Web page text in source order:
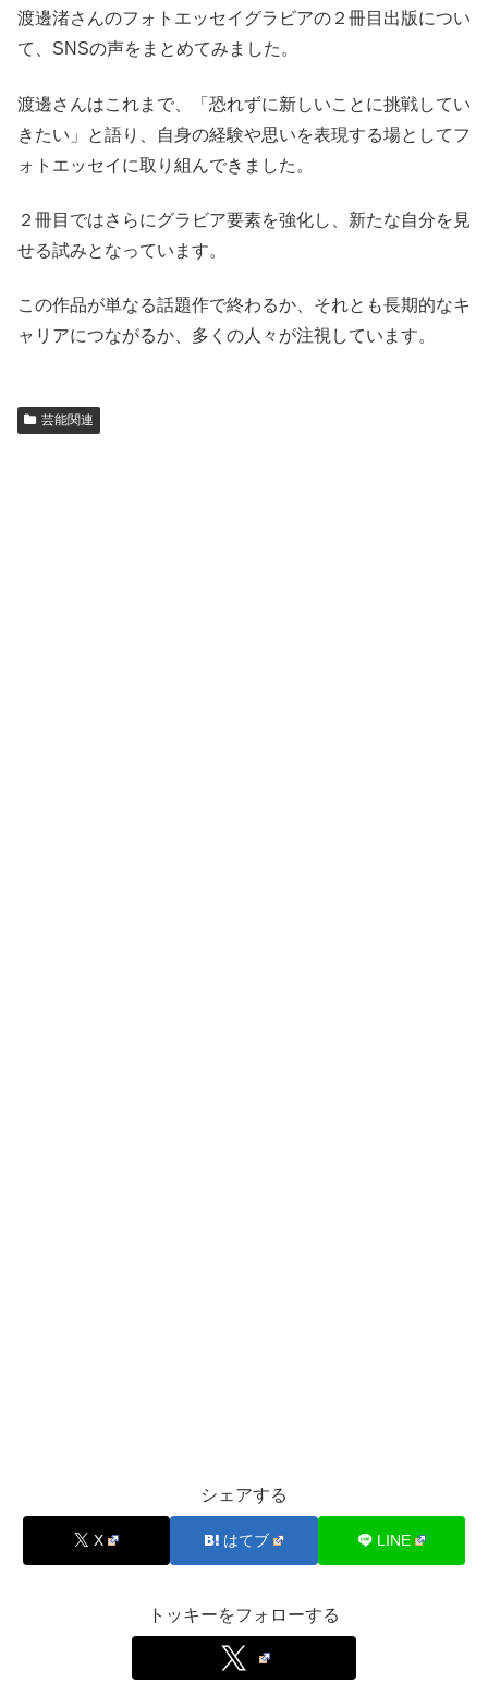
渡邊渚さんのフォトエッセイグラビアの２冊目出版につい
て、SNSの声をまとめてみました。
渡邊さんはこれまで、「恐れずに新しいことに挑戦してい
きたい」と語り、自身の経験や思いを表現する場としてフ
ォトエッセイに取り組んできました。
２冊目ではさらにグラビア要素を強化し、新たな自分を見
せる試みとなっています。
この作品が単なる話題作で終わるか、それとも長期的なキ
ャリアにつながるか、多くの人々が注視しています。
芸能関連
シェアする
X はてブ LINE
トッキーをフォローする